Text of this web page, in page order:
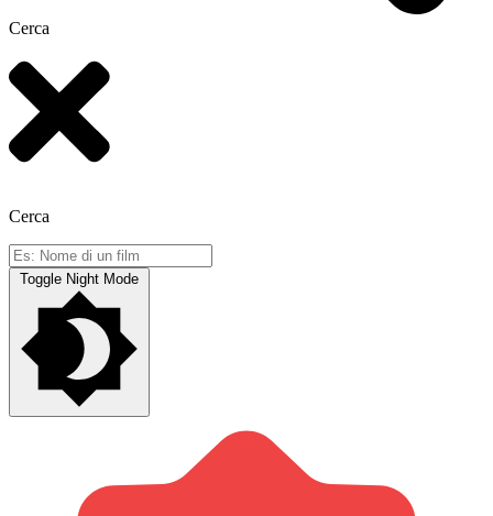
Cerca
Cerca
Toggle Night Mode